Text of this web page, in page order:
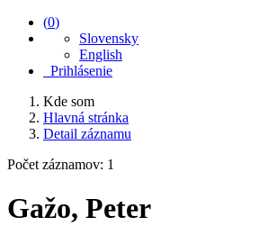
(0)
Slovensky
English
Prihlásenie
Kde som
Hlavná stránka
Detail záznamu
Počet záznamov: 1
Gažo, Peter